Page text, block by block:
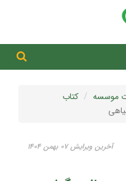
موسسه
کتاب
آخرین ویرایش ۰۷ بهمن ۱۴۰۴